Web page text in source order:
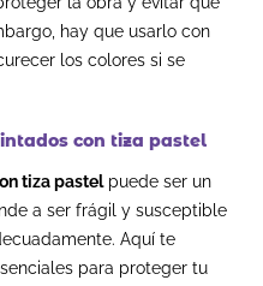
hay que usarlo con
los colores si se
con tiza pastel
tiza pastelpuede ser un
a ser frágil y susceptible
Aquí te
para proteger tu